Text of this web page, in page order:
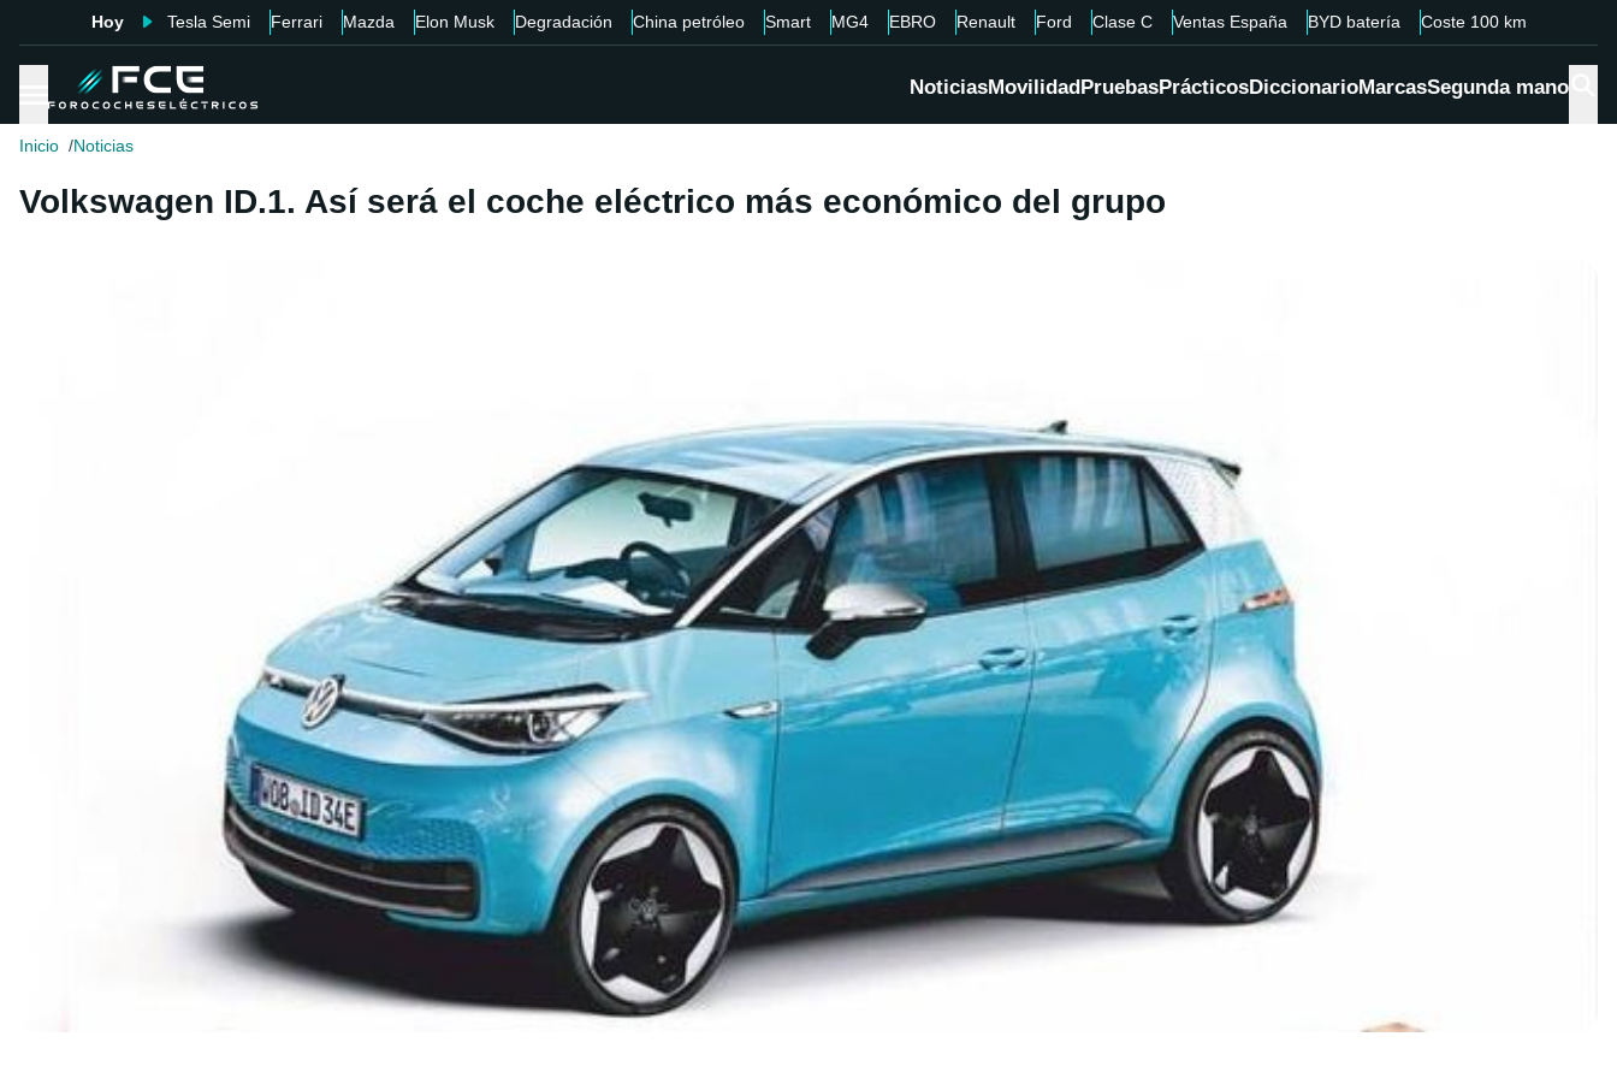
Hoy Tesla Semi Ferrari Mazda Elon Musk Degradación China petróleo Smart MG4 EBRO Renault Ford Clase C Ventas España BYD batería Coste 100 km
NoticiasMovilidadPruebasPrácticosDiccionarioMarcasSegunda mano
Inicio Noticias
Volkswagen ID.1. Así será el coche eléctrico más económico del grupo